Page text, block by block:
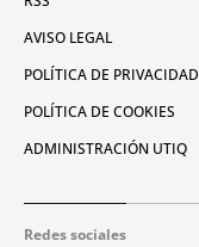
AVISO LEGAL
POLÍTICA DE PRIVACIDAD
POLÍTICA DE COOKIES
ADMINISTRACIÓN UTIQ
Redes sociales